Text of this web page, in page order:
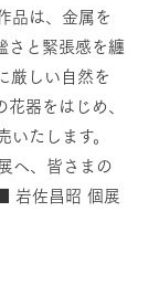
品は、金属を
さと緊張感を纏
厳しい自然を
器をはじめ、
たします。
へ、皆さまの
岩佐昌昭 個展